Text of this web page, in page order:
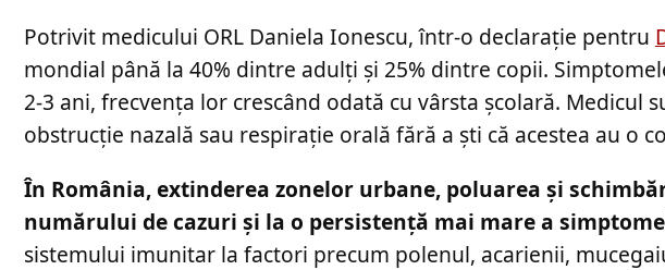
Potrivit medicului ORL Daniela Ionescu, într-o declarație pentru
mondial până la 40% dintre adulți și 25% dintre copii.
2-3 ani, frecvența lor crescând odată cu vârsta școlară. Medicul
obstrucție nazală sau respirație orală fără a ști că acestea au o
În România, extinderea zonelor urbane, poluarea și
numărului de cazuri și la o persistență mai mare a
sistemului imunitar la factori precum polenul, acarienii,